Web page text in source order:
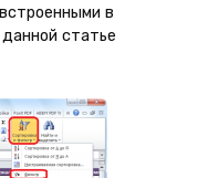
в
статье